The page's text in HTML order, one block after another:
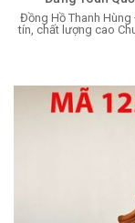
Đồng Hồ Thanh
tín, chất lượng cao